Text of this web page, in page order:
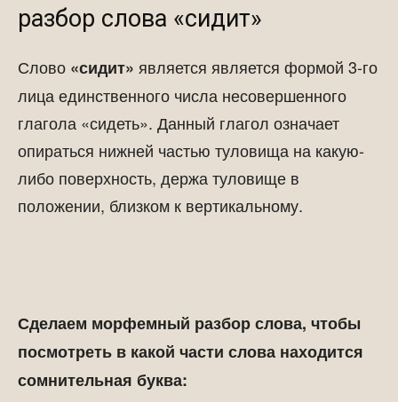
разбор слова «сидит»
Слово «сидит» является является формой 3-го
лица единственного числа несовершенного
глагола «сидеть». Данный глагол означает
опираться нижней частью туловища на какую-
либо поверхность, держа туловище в
положении, близком к вертикальному.
Сделаем морфемный разбор слова, чтобы
посмотреть в какой части слова находится
сомнительная буква: